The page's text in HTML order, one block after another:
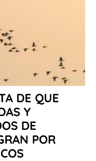
DE QUE
Y
DE
POR